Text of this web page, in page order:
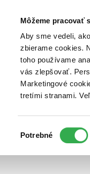
Môžeme pracovať
Aby sme vedeli,
zbierame cookies.
toho používame
vás zlepšovať.
Marketingové
tretími stranami.
súhlasu
Potrebné
Poukážky